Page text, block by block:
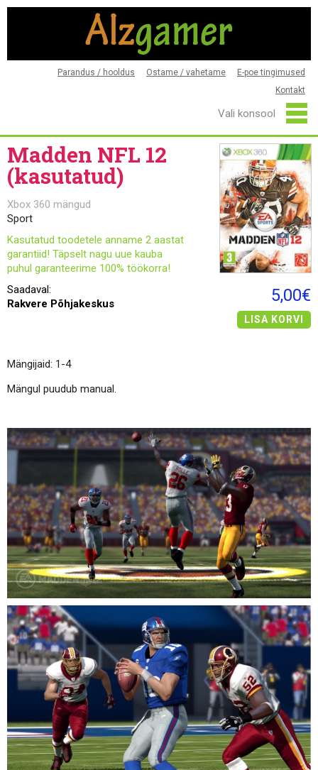
Parandus / hooldus Ostame / vahetame
E-poe tingimused
Kontakt
Madden NFL 12
(kasutatud)
Xbox 360 mängud
Sport
Kasutatud toodetele anname 2 aastat
garantiid! Täpselt nagu uue kauba
puhul garanteerime 100% töökorra!
Saadaval:
Rakvere Põhjakeskus
5,00€
LISA KORVI
Mängijaid: 1-4
Mängul puudub manual.